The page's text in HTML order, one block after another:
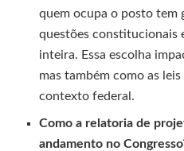
quem ocupa o posto tem
questões constitucionais
inteira. Essa escolha
mas também como as
contexto federal.
Como a relatoria de
andamento no